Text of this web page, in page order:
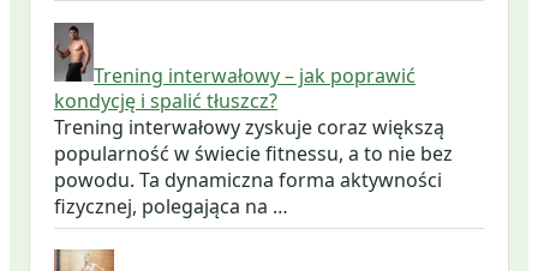
Trening interwałowy – jak poprawić
kondycję i spalić tłuszcz?
Trening interwałowy zyskuje coraz większą
popularność w świecie fitnessu, a to nie bez
powodu. Ta dynamiczna forma aktywności
fizycznej, polegająca na …